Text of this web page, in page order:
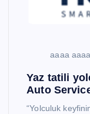
aaaa aaaa
Yaz tatili
Auto
“Yolculuk